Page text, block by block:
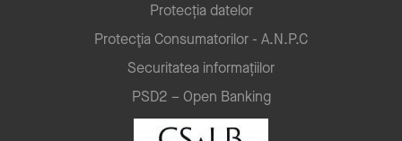
Protecția datelor
Protecţia Consumatorilor - A.N.P.C
Securitatea informațiilor
PSD2 – Open Banking